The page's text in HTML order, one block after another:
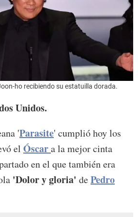
ho recibiendo su estatuilla dorada.
Unidos.
'Parasite' cumplió hoy los
el Óscara la mejor cinta
en el que también era
'Dolor y gloria' dePedro